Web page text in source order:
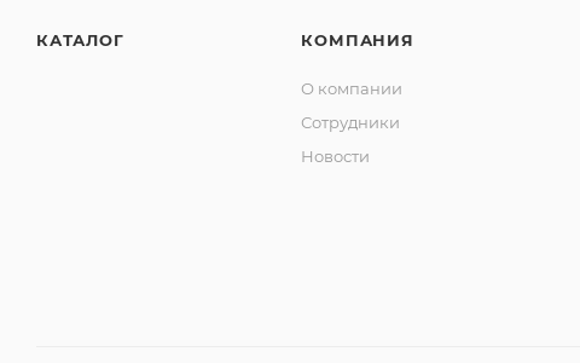
КАТАЛОГ КОМПАНИЯ
О компании
Сотрудники
Новости